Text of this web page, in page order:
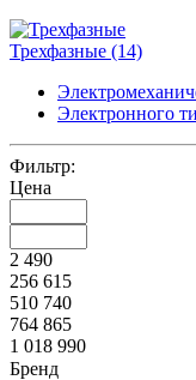
Трехфазные (14)
Электронного
Фильтр:
Цена
2 490
256 615
510 740
764 865
1 018 990
Бренд